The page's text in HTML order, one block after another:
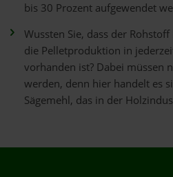
bis 30 Prozent aufgewendet
Wussten Sie, dass der
die Pelletproduktion in
vorhanden ist? Dabei müssen
werden, denn hier handelt es
Sägemehl, das in der